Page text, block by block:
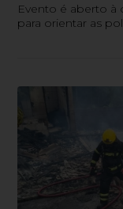
Evento é aberto à
para orientar as